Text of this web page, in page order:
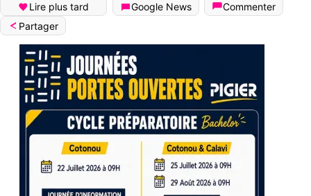
Lire plus tard Google News
Commenter
Partager